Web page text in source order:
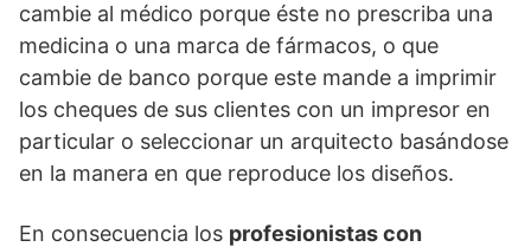
cambie al médico porque éste no prescriba una
medicina o una marca de fármacos, o que
cambie de banco porque este mande a imprimir
los cheques de sus clientes con un impresor en
particular o seleccionar un arquitecto basándose
en la manera en que reproduce los diseños.
En consecuencia los profesionistas con